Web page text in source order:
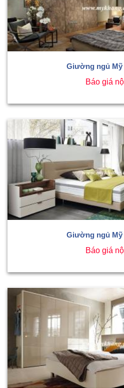
Giường ngủ Mỹ
Báo giá
Giường ngủ Mỹ
Báo giá